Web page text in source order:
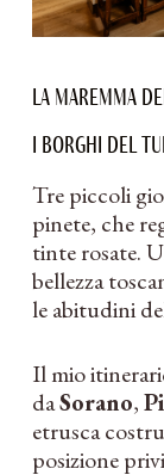
La Maremma
I borghi del
Tre piccoli
pinete, che
tinte rosate.
bellezza
le abitudini
Il mio
daSorano,
etrusca
posizione